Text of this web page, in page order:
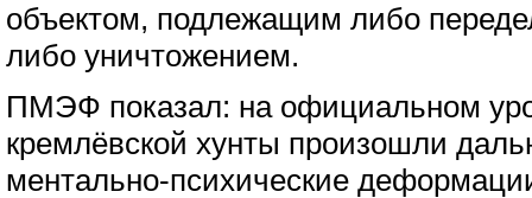
объектом, подлежащим либо
либо уничтожением.
ПМЭФ показал: на официальном
кремлёвской хунты произошли
ментально-психические